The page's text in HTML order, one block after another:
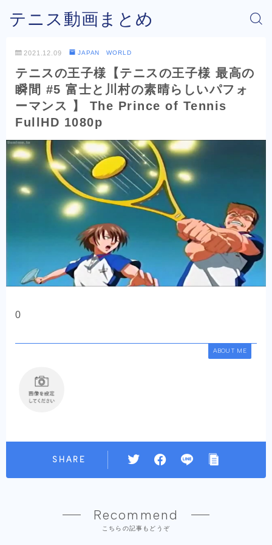
テニス動画まとめ
2021.12.09 JAPAN WORLD
テニスの王子様【テニスの王子様 最高の
瞬間 #5 富士と川村の素晴らしいパフォ
ーマンス 】 The Prince of Tennis
FullHD 1080p
0
ABOUT ME
SHARE
Recommend
こちらの記事もどうぞ